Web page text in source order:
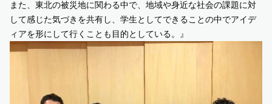
また、東北の被災地に関わる中で、地域や身近な社会の課題に対
して感じた気づきを共有し、学生としてできることの中でアイデ
ィアを形にして行くことも目的としている。』